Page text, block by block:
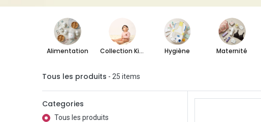
Alimentation Collection Kissa Hygiène Maternité
Tous les produits - 25 items
Categories
Tous les produits